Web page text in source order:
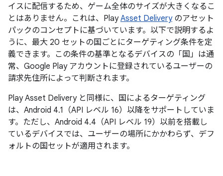
イスに配信するため、ゲーム全体のサイズが大きくなるこ
とはありません。これは、PlayAsset Deliveryのアセット
パックのコンセプトに基づいています。以下で説明するよ
うに、最大 20 セットの国ごとにターゲティング条件を定
義できます。この条件の基準となるデバイスの「国」は通
常、Google Play アカウントに登録されているユーザーの
請求先住所によって判断されます。
Play Asset Delivery と同様に、国によるターゲティング
は、Android 4.1（API レベル 16）以降をサポートしていま
す。ただし、Android 4.4（API レベル 19）以前を搭載し
ているデバイスでは、ユーザーの場所にかかわらず、デフ
ォルトの国セットが適用されます。